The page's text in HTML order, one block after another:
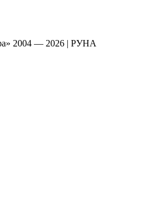
2004 — 2026 | РУНА